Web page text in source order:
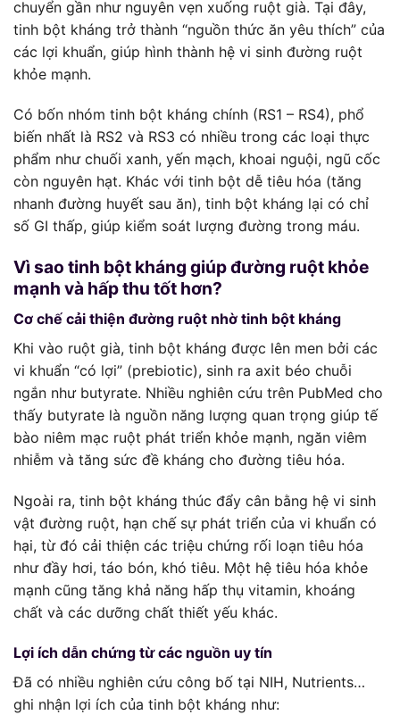
chuyển gần như nguyên vẹn xuống ruột già. Tại đây,
tinh bột kháng trở thành “nguồn thức ăn yêu thích” của
các lợi khuẩn, giúp hình thành hệ vi sinh đường ruột
khỏe mạnh.
Có bốn nhóm tinh bột kháng chính (RS1 – RS4), phổ
biến nhất là RS2 và RS3 có nhiều trong các loại thực
phẩm như chuối xanh, yến mạch, khoai nguội, ngũ cốc
còn nguyên hạt. Khác với tinh bột dễ tiêu hóa (tăng
nhanh đường huyết sau ăn), tinh bột kháng lại có chỉ
số GI thấp, giúp kiểm soát lượng đường trong máu.
Vì sao tinh bột kháng giúp đường ruột khỏe
mạnh và hấp thu tốt hơn?
Cơ chế cải thiện đường ruột nhờ tinh bột kháng
Khi vào ruột già, tinh bột kháng được lên men bởi các
vi khuẩn “có lợi” (prebiotic), sinh ra axit béo chuỗi
ngắn như butyrate. Nhiều nghiên cứu trên PubMed cho
thấy butyrate là nguồn năng lượng quan trọng giúp tế
bào niêm mạc ruột phát triển khỏe mạnh, ngăn viêm
nhiễm và tăng sức đề kháng cho đường tiêu hóa.
Ngoài ra, tinh bột kháng thúc đẩy cân bằng hệ vi sinh
vật đường ruột, hạn chế sự phát triển của vi khuẩn có
hại, từ đó cải thiện các triệu chứng rối loạn tiêu hóa
như đầy hơi, táo bón, khó tiêu. Một hệ tiêu hóa khỏe
mạnh cũng tăng khả năng hấp thụ vitamin, khoáng
chất và các dưỡng chất thiết yếu khác.
Lợi ích dẫn chứng từ các nguồn uy tín
Đã có nhiều nghiên cứu công bố tại NIH, Nutrients…
ghi nhận lợi ích của tinh bột kháng như: